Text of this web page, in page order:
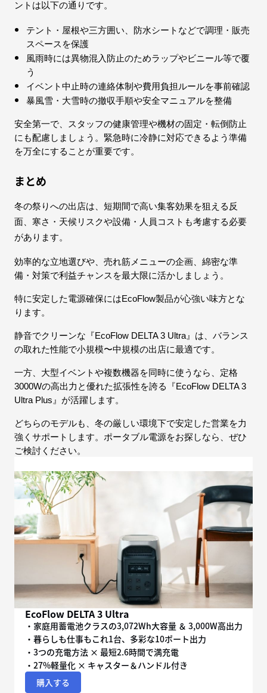
ントは以下の通りです。
テント・屋根や三方囲い、防水シートなどで調理・販売
スペースを保護
風雨時には異物混入防止のためラップやビニール等で覆
う
イベント中止時の連絡体制や費用負担ルールを事前確認
暴風雪・大雪時の撤収手順や安全マニュアルを整備
安全第一で、スタッフの健康管理や機材の固定・転倒防止
にも配慮しましょう。緊急時に冷静に対応できるよう準備
を万全にすることが重要です。
まとめ
冬の祭りへの出店は、短期間で高い集客効果を狙える反
面、寒さ・天候リスクや設備・人員コストも考慮する必要
があります。
効率的な立地選びや、売れ筋メニューの企画、綿密な準
備・対策で利益チャンスを最大限に活かしましょう。
特に安定した電源確保にはEcoFlow製品が心強い味方とな
ります。
静音でクリーンな『EcoFlow DELTA 3 Ultra』は、バランス
の取れた性能で小規模〜中規模の出店に最適です。
一方、大型イベントや複数機器を同時に使うなら、定格
3000Wの高出力と優れた拡張性を誇る『EcoFlow DELTA 3
Ultra Plus』が活躍します。
どちらのモデルも、冬の厳しい環境下で安定した営業を力
強くサポートします。ポータブル電源をお探しなら、ぜひ
ご検討ください。
EcoFlow DELTA 3 Ultra
・家庭用蓄電池クラスの3,072Wh大容量 ＆ 3,000W高出力
・暮らしも仕事もこれ1台、多彩な10ポート出力
・3つの充電方法 × 最短2.6時間で満充電
・27%軽量化 × キャスター＆ハンドル付き
購入する